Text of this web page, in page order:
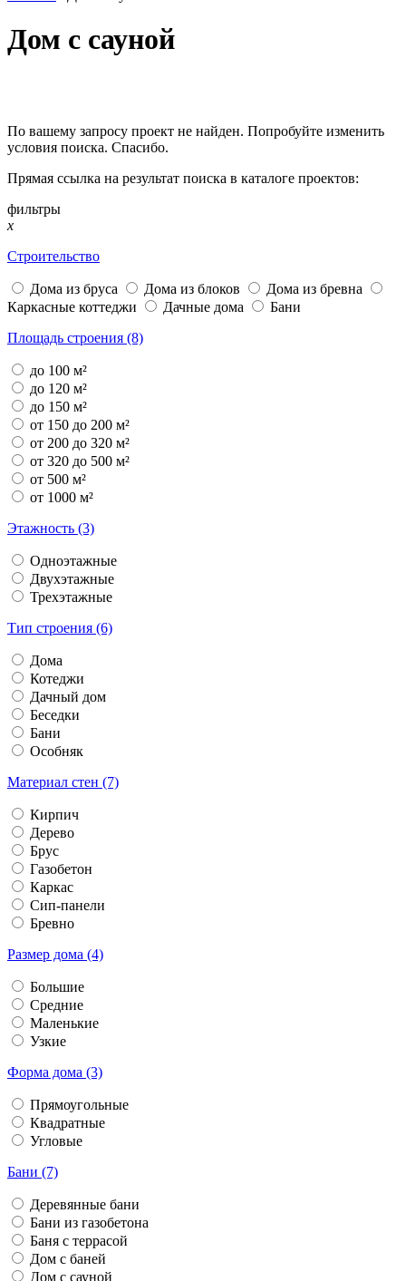
Дом с сауной
По вашему запросу проект не найден. Попробуйте изменить
условия поиска. Спасибо.
Прямая ссылка на результат поиска в каталоге проектов:
фильтры
x
Строительство
Дома из бруса Дома из блоков
Дома из бревна
Каркасные коттеджи
Дачные дома
Бани
Площадь строения (8)
до 100 м²
до 120 м²
до 150 м²
от 150 до 200 м²
от 200 до 320 м²
от 320 до 500 м²
от 500 м²
от 1000 м²
Этажность (3)
Одноэтажные
Двухэтажные
Трехэтажные
Тип строения (6)
Дома
Котеджи
Дачный дом
Беседки
Бани
Особняк
Материал стен (7)
Кирпич
Дерево
Брус
Газобетон
Каркас
Сип-панели
Бревно
Размер дома (4)
Большие
Средние
Маленькие
Узкие
Форма дома (3)
Прямоугольные
Квадратные
Угловые
Бани (7)
Деревянные бани
Бани из газобетона
Баня с террасой
Дом с баней
Дом с сауной